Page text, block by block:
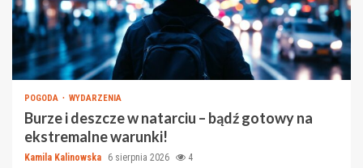
POGODA WYDARZENIA
Burze i deszcze w natarciu – bądź gotowy na
ekstremalne warunki!
Kamila Kalinowska 6 sierpnia 2026 4